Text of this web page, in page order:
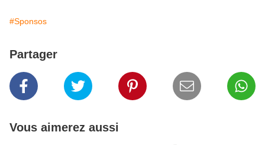
#Sponsos
Partager
Vous aimerez aussi